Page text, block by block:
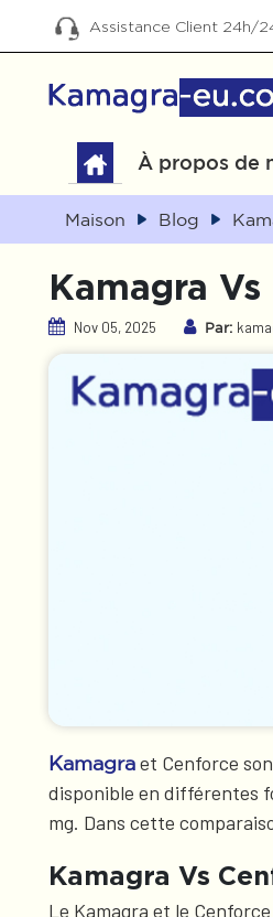
Assistance Client 24h/
À propos de
Maison Blog
Kamagra
Nov 05, 2025 Par:
Kamagra et Cenforce
disponible en différentes
mg. Dans cette
Kamagra Vs
Le Kamagra et le